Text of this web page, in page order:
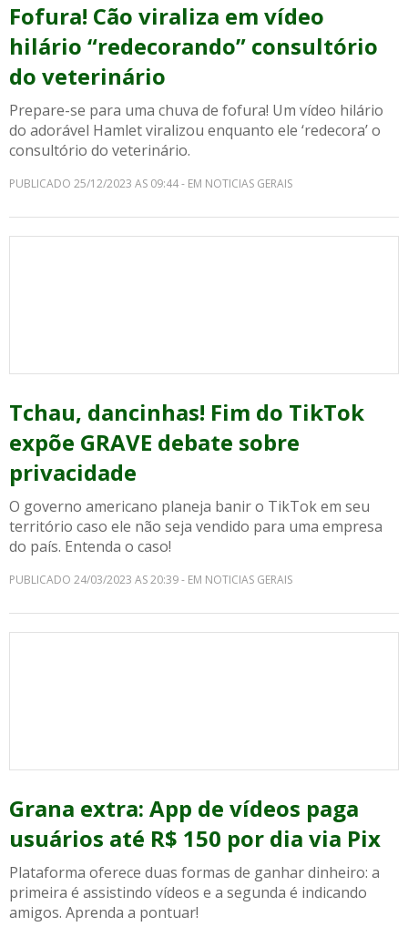
Fofura! Cão viraliza em vídeo
hilário “redecorando” consultório
do veterinário
Prepare-se para uma chuva de fofura! Um vídeo hilário
do adorável Hamlet viralizou enquanto ele ‘redecora’ o
consultório do veterinário.
PUBLICADO 25/12/2023 AS 09:44 - EM NOTICIAS GERAIS
Tchau, dancinhas! Fim do TikTok
expõe GRAVE debate sobre
privacidade
O governo americano planeja banir o TikTok em seu
território caso ele não seja vendido para uma empresa
do país. Entenda o caso!
PUBLICADO 24/03/2023 AS 20:39 - EM NOTICIAS GERAIS
Grana extra: App de vídeos paga
usuários até R$ 150 por dia via Pix
Plataforma oferece duas formas de ganhar dinheiro: a
primeira é assistindo vídeos e a segunda é indicando
amigos. Aprenda a pontuar!